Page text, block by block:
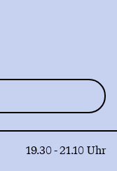
19.30 - 21.10 Uhr